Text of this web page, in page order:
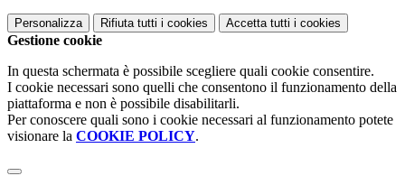
Personalizza Rifiuta tutti i cookies Accetta tutti i cookies
Gestione cookie
In questa schermata è possibile scegliere quali cookie consentire.
I cookie necessari sono quelli che consentono il funzionamento della
piattaforma e non è possibile disabilitarli.
Per conoscere quali sono i cookie necessari al funzionamento potete
visionare la COOKIE POLICY.